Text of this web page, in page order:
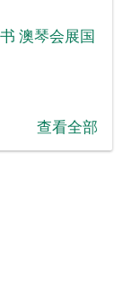
澳琴会展国
查看全部